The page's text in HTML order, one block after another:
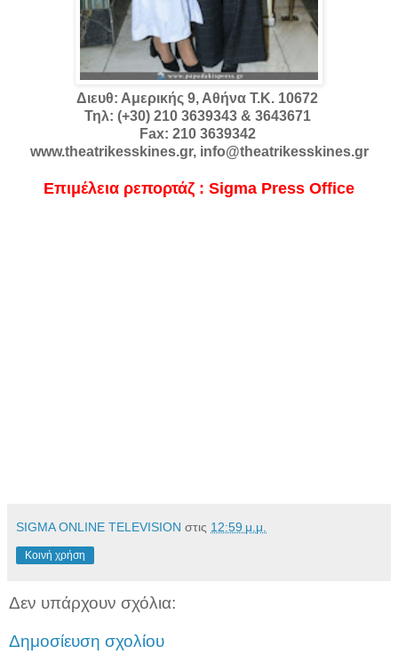
Διευθ: Αμερικής 9, Αθήνα Τ.Κ. 10672
Τηλ: (+30) 210 3639343 & 3643671
Fax: 210 3639342
www.theatrikesskines.gr, info@theatrikesskines.gr
Επιμέλεια ρεπορτάζ : Sigma Press Office
SIGMA ONLINE TELEVISION στις 12:59 μ.μ.
Κοινή χρήση
Δεν υπάρχουν σχόλια:
Δημοσίευση σχολίου